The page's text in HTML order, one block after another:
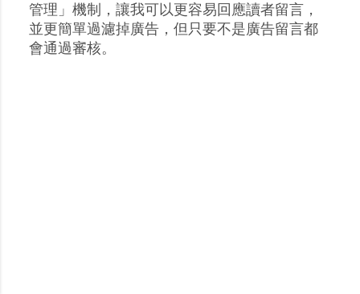
張
貼
留
管理」機制，讓我可以更容易回應讀者留言，
並更簡單過濾掉廣告，但只要不是廣告留言都
會通過審核。